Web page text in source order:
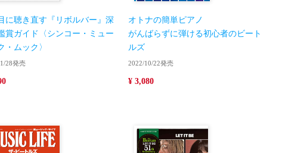
に聴き直す『リボルバー』深
賞ガイド〈シンコー・ミュー
・ムック〉
28発売
オトナの簡単ピアノ
がんばらずに弾ける初心者のビート
ルズ
2022/10/22発売
¥ 3,080